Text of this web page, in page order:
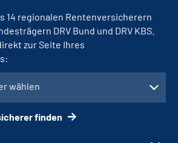
14 regionalen Rentenversicherern
DRV Bund und DRV KBS.
zur Seite Ihres
wählen
finden